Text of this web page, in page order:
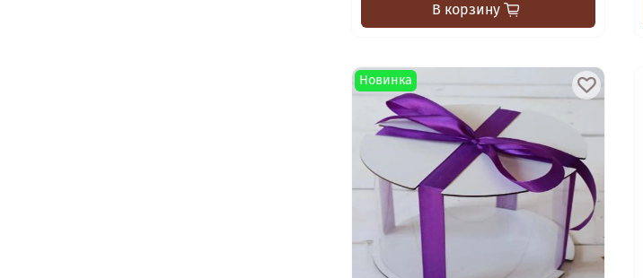
В корзину
Новинка